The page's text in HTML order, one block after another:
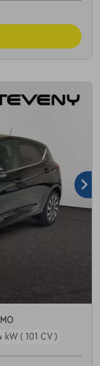
kW ( 101 CV )